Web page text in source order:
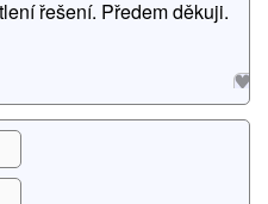
řešení. Předem děkuji.